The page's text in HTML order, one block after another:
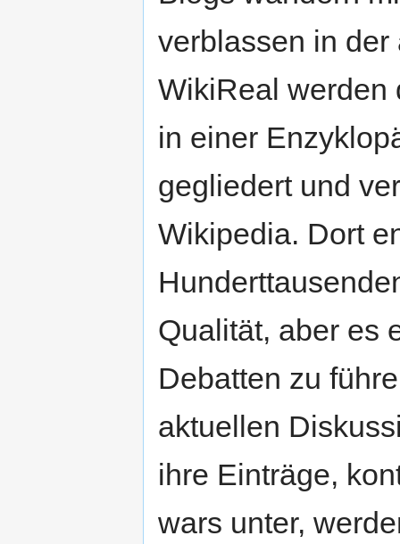
verblassen in
WikiReal werden
in einer
gegliedert und
Wikipedia. Dort
Qualität, aber es
Debatten zu
aktuellen
ihre Einträge,
wars unter,